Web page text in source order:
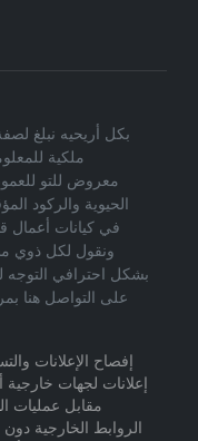
بكل أريحيه نبلغ
ملكية
الحيوية والركود
في كيانات أعمال
ونقول لكل ذوي
بشكل احترافي التوجه
على التواصل هنا
إفصاح الإعلانات
إعلانات لجهات
مقابل عمليات
الروابط الخارجية